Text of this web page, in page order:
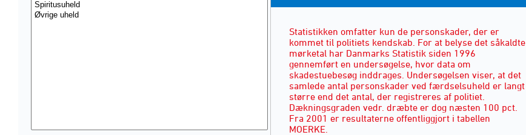
Statistikken omfatter kun de personskader, der er
kommet til politiets kendskab. For at belyse det såkaldte
mørketal har Danmarks Statistik siden 1996
gennemført en undersøgelse, hvor data om
skadestuebesøg inddrages. Undersøgelsen viser, at det
samlede antal personskader ved færdselsuheld er langt
større end det antal, der registreres af politiet.
Dækningsgraden vedr. dræbte er dog næsten 100 pct.
Fra 2001 er resultaterne offentliggjort i tabellen
MOERKE.